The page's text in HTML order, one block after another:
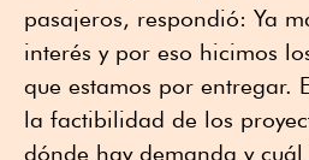
pasajeros, respondió: Ya
interés y por eso hicimos
que estamos por entregar.
la factibilidad de los
dónde hay demanda y